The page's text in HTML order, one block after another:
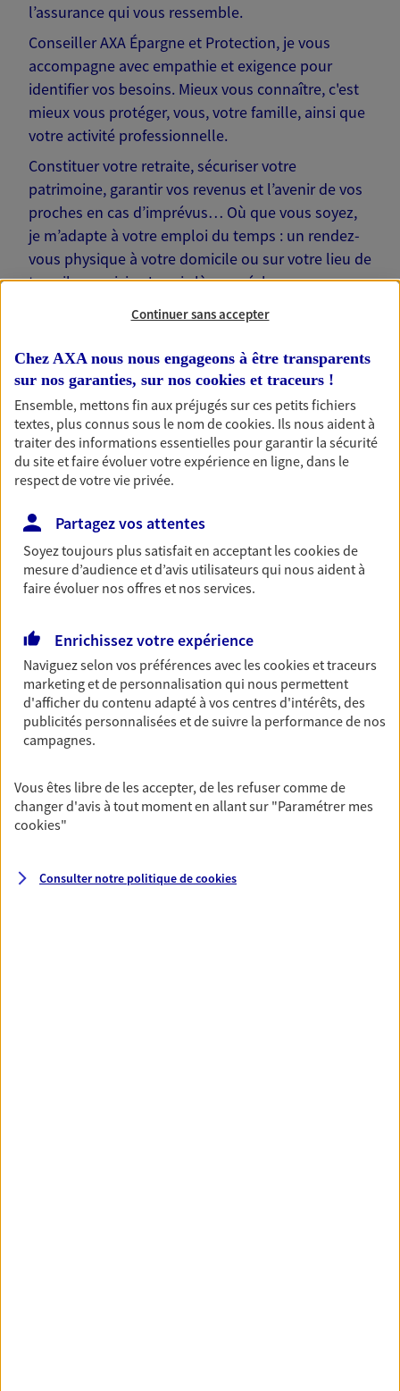
l’assurance qui vous ressemble.
Conseiller AXA Épargne et Protection, je vous
accompagne avec empathie et exigence pour
identifier vos besoins. Mieux vous connaître, c'est
mieux vous protéger, vous, votre famille, ainsi que
votre activité professionnelle.
Constituer votre retraite, sécuriser votre
patrimoine, garantir vos revenus et l’avenir de vos
proches en cas d’imprévus… Où que vous soyez,
je m’adapte à votre emploi du temps : un rendez-
vous physique à votre domicile ou sur votre lieu de
travail, une visio. Je suis là pour échanger avec
Nos offres phares
Réalisez vos projets grâce à votre épargne : achat
immobilier, études des enfants ou voyage autour
du monde… Épargnez à votre rythme et
simplement, selon votre profil.
Retraite
Préparez sereinement ce nouveau chapitre de
votre vie avec les conseils d'un expert. Découvrez
notre solution PER (Plan Epargne Retraite)
spécialement conçue pour la retraite.
Découvrir l'offre Retraite
Pour un avenir serein, assurez-vous avec notre
contrat prévoyance. Préservez vos proches en cas
Continuer sans accepter
Chez AXA nous nous engageons à être transparents
sur nos garanties, sur nos cookies et traceurs !
Ensemble, mettons fin aux préjugés sur ces petits fichiers
textes, plus connus sous le nom decookies. Ils nous aident à
traiter des informations essentielles pour garantir la sécurité
du site et faire évoluer votre expérience en ligne, dans le
respect de votre vie privée.
Partagez vos attentes
Soyez toujours plus satisfait en acceptant lescookiesde
mesure d’audience et d’avis utilisateurs qui nous aident à
faire évoluer nos offres et nos services.
Enrichissez votre expérience
Naviguez selon vos préférences avec lescookies et traceurs
marketing et de personnalisation qui nous permettent
d'afficher du contenu adapté à vos centres d'intérêts, des
publicités personnalisées et de suivre la performance de nos
campagnes.
Vous êtes libre de les accepter, de les refuser comme de
changer d'avis à tout moment en allant sur "Paramétrer mes
cookies"
Consulter notre politique decookies